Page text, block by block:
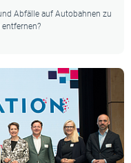
Abfälle auf Autobahnen zu